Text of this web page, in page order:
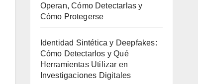
Operan, Cómo Detectarlas y
Cómo Protegerse
Identidad Sintética y Deepfakes:
Cómo Detectarlos y Qué
Herramientas Utilizar en
Investigaciones Digitales